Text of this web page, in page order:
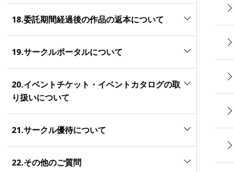
18.委託期間経過後の作品の返本について
19.サークルポータルについて
20.イベントチケット・イベントカタログの取
り扱いについて
21.サークル優待について
22.その他のご質問